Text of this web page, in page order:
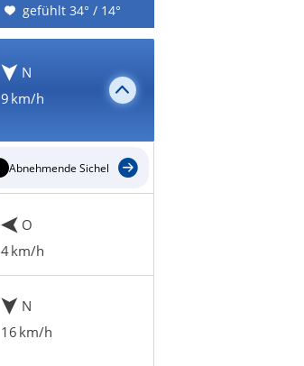
gefühlt 34° / 14°
N
9 km/h
Abnehmende Sichel
O
4 km/h
N
16 km/h